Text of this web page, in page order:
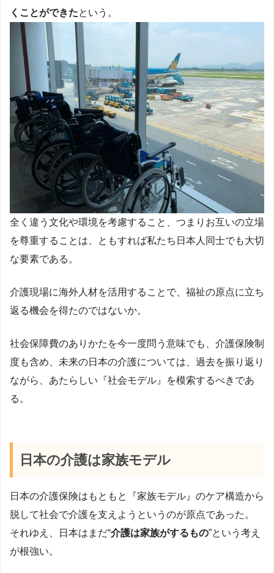
くことができたという。
全く違う文化や環境を考慮すること、つまりお互いの立場
を尊重することは、ともすれば私たち日本人同士でも大切
な要素である。
介護現場に海外人材を活用することで、福祉の原点に立ち
返る機会を得たのではないか。
社会保障費のありかたを今一度問う意味でも、介護保険制
度も含め、未来の日本の介護については、過去を振り返り
ながら、あたらしい『社会モデル』を模索するべきであ
る。
日本の介護は家族モデル
日本の介護保険はもともと『家族モデル』のケア構造から
脱して社会で介護を支えようというのが原点であった。
それゆえ、日本はまだ“介護は家族がするもの”という考え
が根強い。